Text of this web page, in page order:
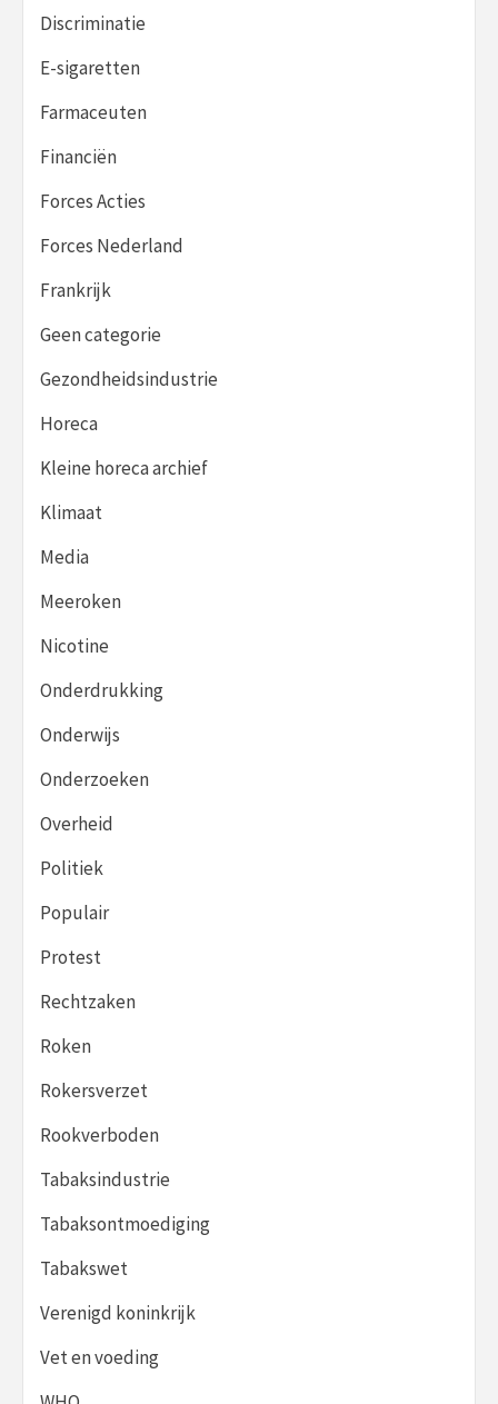
Discriminatie
E-sigaretten
Farmaceuten
Financiën
Forces Acties
Forces Nederland
Frankrijk
Geen categorie
Gezondheidsindustrie
Horeca
Kleine horeca archief
Klimaat
Media
Meeroken
Nicotine
Onderdrukking
Onderwijs
Onderzoeken
Overheid
Politiek
Populair
Protest
Rechtzaken
Roken
Rokersverzet
Rookverboden
Tabaksindustrie
Tabaksontmoediging
Tabakswet
Verenigd koninkrijk
Vet en voeding